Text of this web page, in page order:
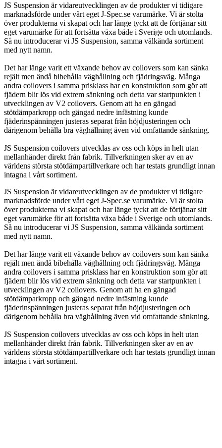
JS Suspension är vidareutvecklingen av de produkter vi tidigare
marknadsförde under vårt eget J-Spec.se varumärke. Vi är stolta
över produkterna vi skapat och har länge tyckt att de förtjänar sitt
eget varumärke för att fortsätta växa både i Sverige och utomlands.
Så nu introducerar vi JS Suspension, samma välkända sortiment
med nytt namn.
Det har länge varit ett växande behov av coilovers som kan sänka
rejält men ändå bibehålla väghållning och fjädringsväg. Många
andra coilovers i samma prisklass har en konstruktion som gör att
fjädern blir lös vid extrem sänkning och detta var startpunkten i
utvecklingen av V2 coilovers. Genom att ha en gängad
stötdämparkropp och gängad nedre infästning kunde
fjäderinspänningen justeras separat från höjdjusteringen och
därigenom behålla bra väghållning även vid omfattande sänkning.
JS Suspension coilovers utvecklas av oss och köps in helt utan
mellanhänder direkt från fabrik. Tillverkningen sker av en av
världens största stötdämpartillverkare och har testats grundligt innan
intagna i vårt sortiment.
JS Suspension är vidareutvecklingen av de produkter vi tidigare
marknadsförde under vårt eget J-Spec.se varumärke. Vi är stolta
över produkterna vi skapat och har länge tyckt att de förtjänar sitt
eget varumärke för att fortsätta växa både i Sverige och utomlands.
Så nu introducerar vi JS Suspension, samma välkända sortiment
med nytt namn.
Det har länge varit ett växande behov av coilovers som kan sänka
rejält men ändå bibehålla väghållning och fjädringsväg. Många
andra coilovers i samma prisklass har en konstruktion som gör att
fjädern blir lös vid extrem sänkning och detta var startpunkten i
utvecklingen av V2 coilovers. Genom att ha en gängad
stötdämparkropp och gängad nedre infästning kunde
fjäderinspänningen justeras separat från höjdjusteringen och
därigenom behålla bra väghållning även vid omfattande sänkning.
JS Suspension coilovers utvecklas av oss och köps in helt utan
mellanhänder direkt från fabrik. Tillverkningen sker av en av
världens största stötdämpartillverkare och har testats grundligt innan
intagna i vårt sortiment.